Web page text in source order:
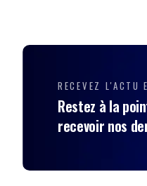
RECEVEZ L'ACTU
Restez à la
recevoir nos